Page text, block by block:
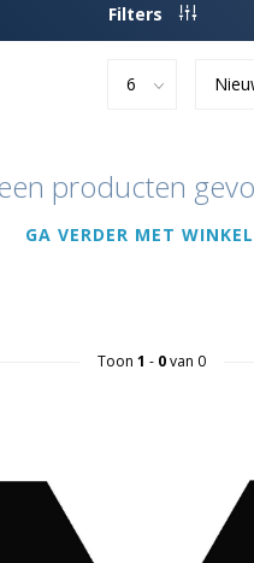
Filters
producten
GA VERDER MET
Toon 1 - 0van 0